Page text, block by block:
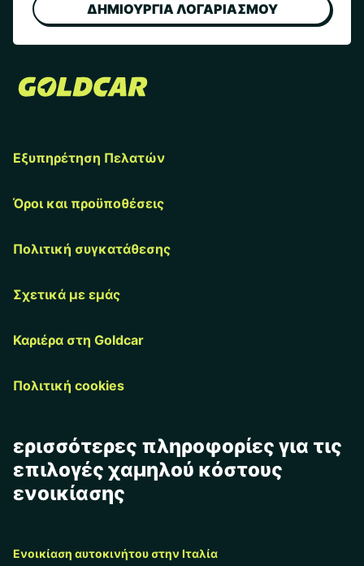
ΔΗΜΙΟΥΡΓΙΑ ΛΟΓΑΡΙΑΣΜΟΥ
Εξυπηρέτηση Πελατών
Όροι και προϋποθέσεις
Πολιτική συγκατάθεσης
Σχετικά με εμάς
Καριέρα στη Goldcar
Πολιτική cookies
ερισσότερες πληροφορίες για τις
επιλογές χαμηλού κόστους
ενοικίασης
Ενοικίαση αυτοκινήτου στην Ιταλία